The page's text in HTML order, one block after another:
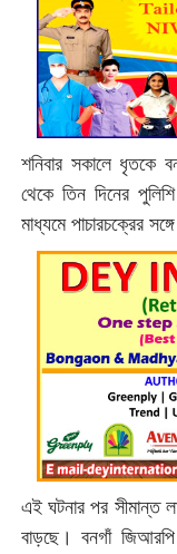
শনিবার সকালে ধৃতকে
থেকে তিন দিনের
মাধ্যমে পাচারচক্রের
এই ঘটনার পর সীমান্ত
বাড়ছে। বনগাঁ